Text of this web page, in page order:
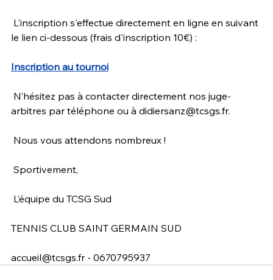
L'inscription s'effectue directement en ligne en suivant
le lien ci-dessous (frais d'inscription 10€) :
Inscription au tournoi
N’hésitez pas à contacter directement nos juge-
arbitres par téléphone ou à didiersanz@tcsgs.fr.
Nous vous attendons nombreux !
Sportivement,
L’équipe du TCSG Sud
TENNIS CLUB SAINT GERMAIN SUD
accueil@tcsgs.fr - 0670795937